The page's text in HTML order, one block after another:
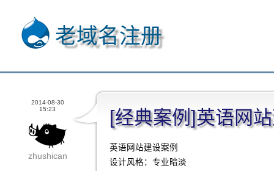
老域名注册
2014-08-30
15:23
zhushican
[经典案例]英语网
英语网站建设案例
设计风格：专业暗淡